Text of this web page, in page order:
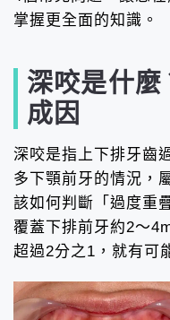
掌握更全面的知識。
深咬是什麼
成因
深咬是指上下排牙齒
多下顎前牙的情況，
該如何判斷「過度重
覆蓋下排前牙約2～
超過2分之1，就有可